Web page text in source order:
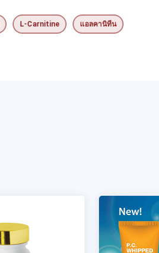
L-Carnitine แอลคานิทีน